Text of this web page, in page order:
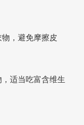
，避免摩擦皮
适当吃富含维生